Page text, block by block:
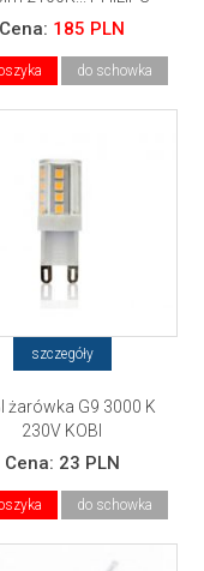
Cena: 185 PLN
do schowka
szczegóły
żarówka G9 3000 K
230V KOBI
Cena: 23 PLN
do schowka